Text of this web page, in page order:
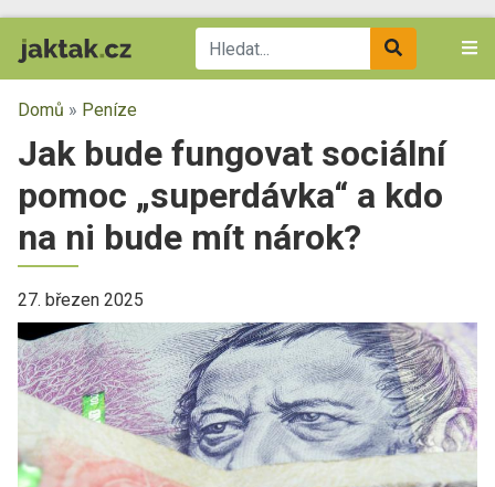
Domů » Peníze
Jak bude fungovat sociální
pomoc „superdávka“ a kdo
na ni bude mít nárok?
27. březen 2025